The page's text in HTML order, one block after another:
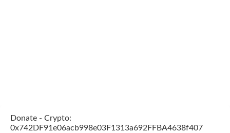
Donate - Crypto:
0x742DF91e06acb998e03F1313a692FFBA4638f407